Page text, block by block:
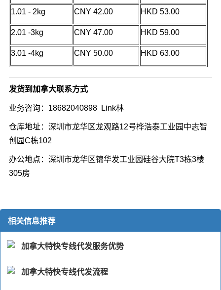
1.01 - 2kg CNY 42.00 HKD 53.00
2.01 -3kg CNY 47.00 HKD 59.00
3.01 -4kg CNY 50.00 HKD 63.00
发货到加拿大联系方式
业务咨询：18682040898 Link林
仓库地址：深圳市龙华区龙观路12号桦浩泰工业园中志智
创园C栋102
办公地点：深圳市龙华区锦华发工业园硅谷大院T3栋3楼
305房
相关信息推荐
加拿大特快专线代发服务优势
加拿大特快专线代发流程